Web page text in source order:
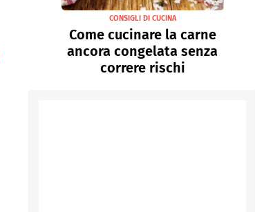
CONSIGLI DI CUCINA
Come cucinare la carne
ancora congelata senza
correre rischi